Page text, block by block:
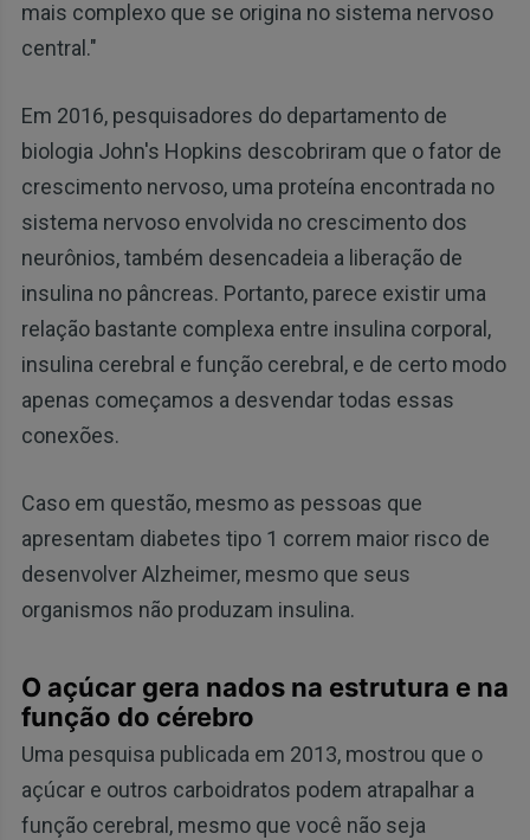
mais complexo que se origina no sistema nervoso
central."
Em 2016, pesquisadores do departamento de
biologia John's Hopkins descobriram que o fator de
crescimento nervoso, uma proteína encontrada no
sistema nervoso envolvida no crescimento dos
neurônios, também desencadeia a liberação de
insulina no pâncreas. Portanto, parece existir uma
relação bastante complexa entre insulina corporal,
insulina cerebral e função cerebral, e de certo modo
apenas começamos a desvendar todas essas
conexões.
Caso em questão, mesmo as pessoas que
apresentam diabetes tipo 1 correm maior risco de
desenvolver Alzheimer, mesmo que seus
organismos não produzam insulina.
O açúcar gera nados na estrutura e na
função do cérebro
Uma pesquisa publicada em 2013, mostrou que o
açúcar e outros carboidratos podem atrapalhar a
função cerebral, mesmo que você não seja